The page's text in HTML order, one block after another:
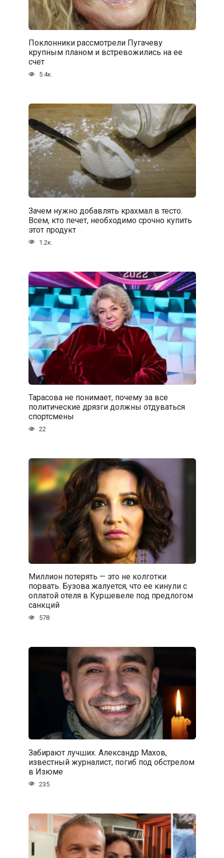
Поклонники рассмотрели Пугачеву
крупным планом и встревожились на ее
счет
5.4к.
Зачем нужно добавлять крахмал в тесто.
Всем, кто печет, необходимо срочно купить
этот продукт
1.2к.
Тарасова не понимает, почему за все
политические дрязги должны отдуваться
спортсмены
22
Миллион потерять — это не колготки
порвать. Бузова жалуется, что ее кинули с
оплатой отеля в Куршевеле под предлогом
санкций
578
Забирают лучших. Александр Махов,
известный журналист, погиб под обстрелом
в Изюме
235